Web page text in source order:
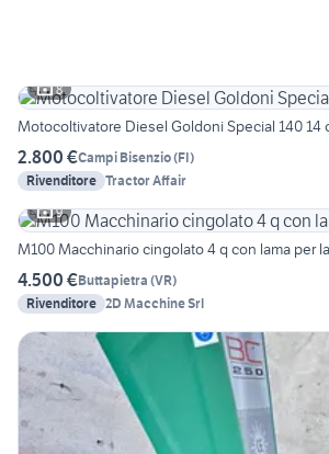
8
Motocoltivatore Diesel Goldoni Special 140 14
2.800 €Campi Bisenzio(FI)
Rivenditore Tractor Affair
9
M100 Macchinario cingolato 4 q con lama per
4.500 €Buttapietra (VR)
Rivenditore 2D Macchine Srl